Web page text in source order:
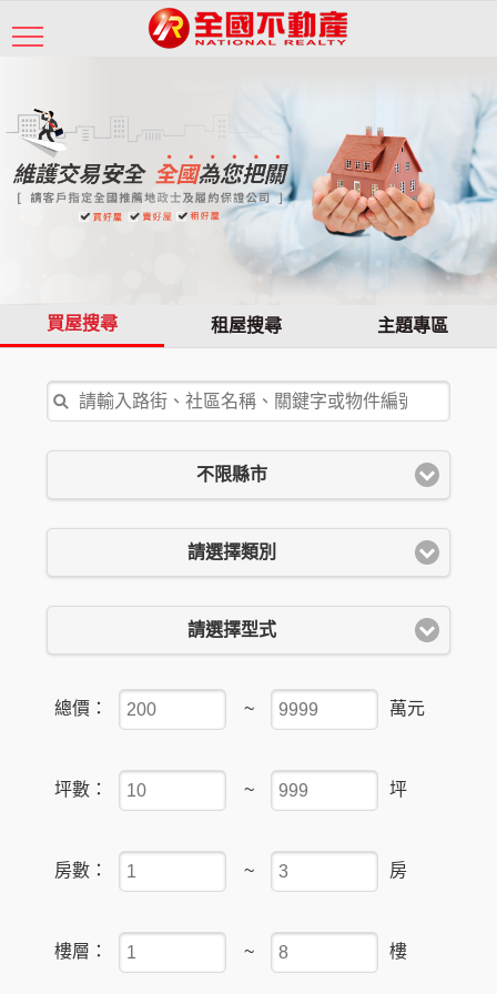
買屋搜尋 租屋搜尋 主題專區
不限縣市
請選擇類別
請選擇型式
總價： ~ 萬元
坪數： ~ 坪
房數： ~ 房
樓層： ~ 樓